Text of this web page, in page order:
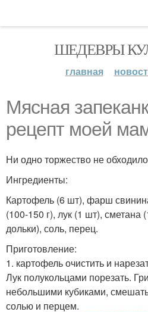
ШЕДЕВРЫ
главная
Мясная
рецепт моей
Ни одно торжество не
Ингредиенты:
Картофель (6 шт), фарш
(100-150 г), лук (1 шт), сметана
дольки), соль, перец.
Приготовление:
1. картофель очистить и
Лук полукольцами порезать.
небольшими кубиками,
солью и перцем.